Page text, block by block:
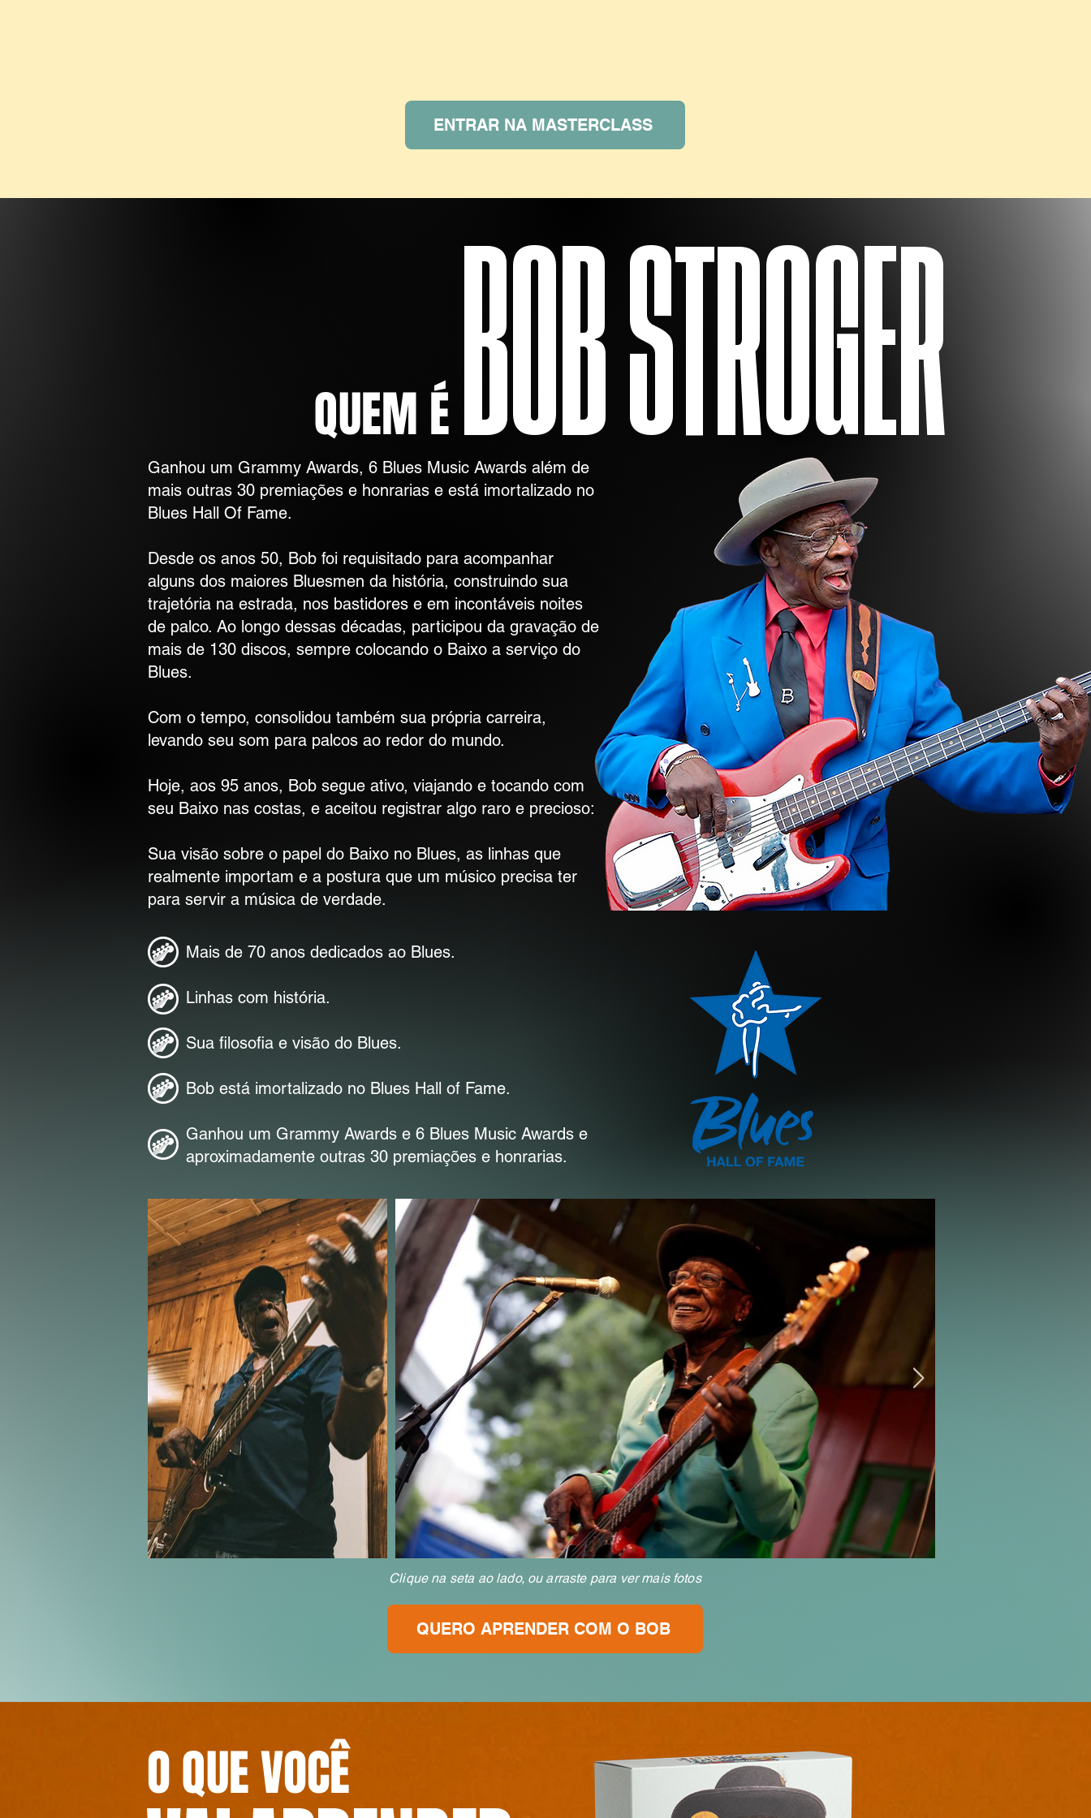
ENTRAR NA MASTERCLASS
Ganhou um Grammy Awards, 6 Blues Music Awards além de
mais outras 30 premiações e honrarias e está imortalizado no
Blues Hall Of Fame.
Desde os anos 50, Bob foi requisitado para acompanhar
alguns dos maiores Bluesmen da história, construindo sua
trajetória na estrada, nos bastidores e em incontáveis noites
de palco. Ao longo dessas décadas, participou da gravação de
mais de 130 discos, sempre colocando o Baixo a serviço do
Blues.
Com o tempo, consolidou também sua própria carreira,
levando seu som para palcos ao redor do mundo.
Hoje, aos 95 anos, Bob segue ativo, viajando e tocando com
seu Baixo nas costas, e aceitou registrar algo raro e precioso:
Sua visão sobre o papel do Baixo no Blues, as linhas que
realmente importam e a postura que um músico precisa ter
para servir a música de verdade.
BOB STROGER
QUEM É
Mais de 70 anos dedicados ao Blues.
Linhas com história.
Sua filosofia e visão do Blues.
Bob está imortalizado no Blues Hall of Fame.
Ganhou um Grammy Awards e 6 Blues Music Awards e
aproximadamente outras 30 premiações e honrarias.
Clique na seta ao lado, ou arraste para ver mais fotos
QUERO APRENDER COM O BOB
O QUE VOCÊ